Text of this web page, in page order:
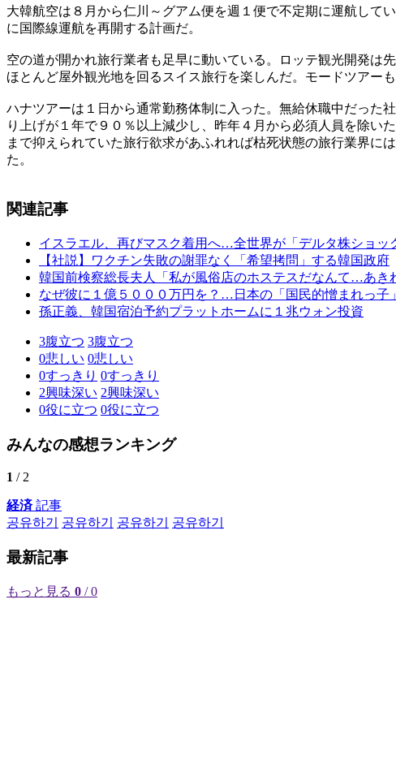
大韓航空は８月から仁川～グアム便を週１便で不定期に運航して
に国際線運航を再開する計画だ。
空の道が開かれ旅行業者も足早に動いている。ロッテ観光開発は
ほとんど屋外観光地を回るスイス旅行を楽しんだ。モードツアー
ハナツアーは１日から通常勤務体制に入った。無給休職中だった
り上げが１年で９０％以上減少し、昨年４月から必須人員を除い
まで抑えられていた旅行欲求があふれれば枯死状態の旅行業界に
た。
関連記事
イスラエル、再びマスク着用へ…全世界が「デルタ株ショッ
【社説】ワクチン失敗の謝罪なく「希望拷問」する韓国政府
韓国前検察総長夫人「私が風俗店のホステスだなんて…あき
なぜ彼に１億５０００万円を？…日本の「国民的憎まれっ子
孫正義、韓国宿泊予約プラットホームに１兆ウォン投資
3腹立つ 3腹立つ
0悲しい 0悲しい
0すっきり 0すっきり
2興味深い 2興味深い
0役に立つ 0役に立つ
みんなの感想ランキング
1 / 2
経済記事
공유하기
공유하기 공유하기 공유하기
最新記事
もっと見る 0 / 0